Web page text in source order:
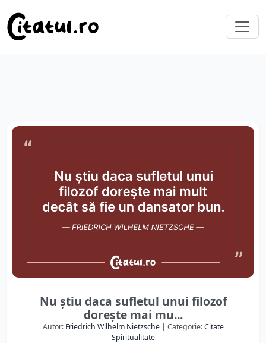
Nu ştiu daca sufletul unui filozof
doreşte mai mu...
Autor: Friedrich Wilhelm Nietzsche| Categorie:Citate
Spiritualitate